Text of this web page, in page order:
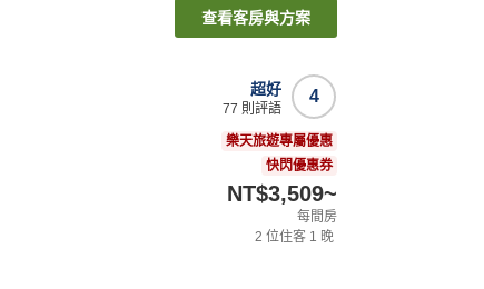
查看客房與方案
4
超好
77 則評語
樂天旅遊專屬優惠
快閃優惠券
NT$3,509~
每間房
2 位住客 1 晚